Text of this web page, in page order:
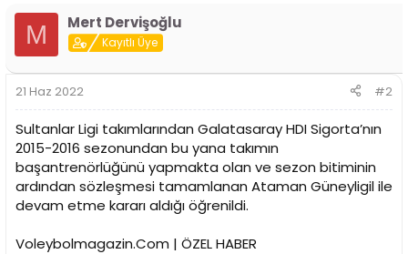
p
l
:
M Mert Dervişoğlu
Kayıtlı Üye
21 Haz 2022 #2
Sultanlar Ligi takımlarından Galatasaray HDI Sigorta’nın
2015-2016 sezonundan bu yana takımın
başantrenörlüğünü yapmakta olan ve sezon bitiminin
ardından sözleşmesi tamamlanan Ataman Güneyligil ile
devam etme kararı aldığı öğrenildi.
Voleybolmagazin.Com | ÖZEL HABER